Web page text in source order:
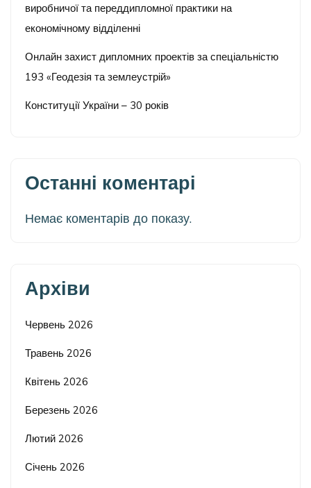
виробничої та переддипломної практики на
економічному відділенні
Онлайн захист дипломних проектів за спеціальністю
193 «Геодезія та землеустрій»
Конституції України – 30 років
Останні коментарі
Немає коментарів до показу.
Архіви
Червень 2026
Травень 2026
Квітень 2026
Березень 2026
Лютий 2026
Січень 2026